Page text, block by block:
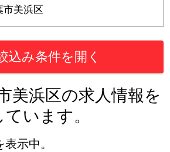
市美浜区
込み条件を開く
美浜区の求人情報を
います。
表示中。